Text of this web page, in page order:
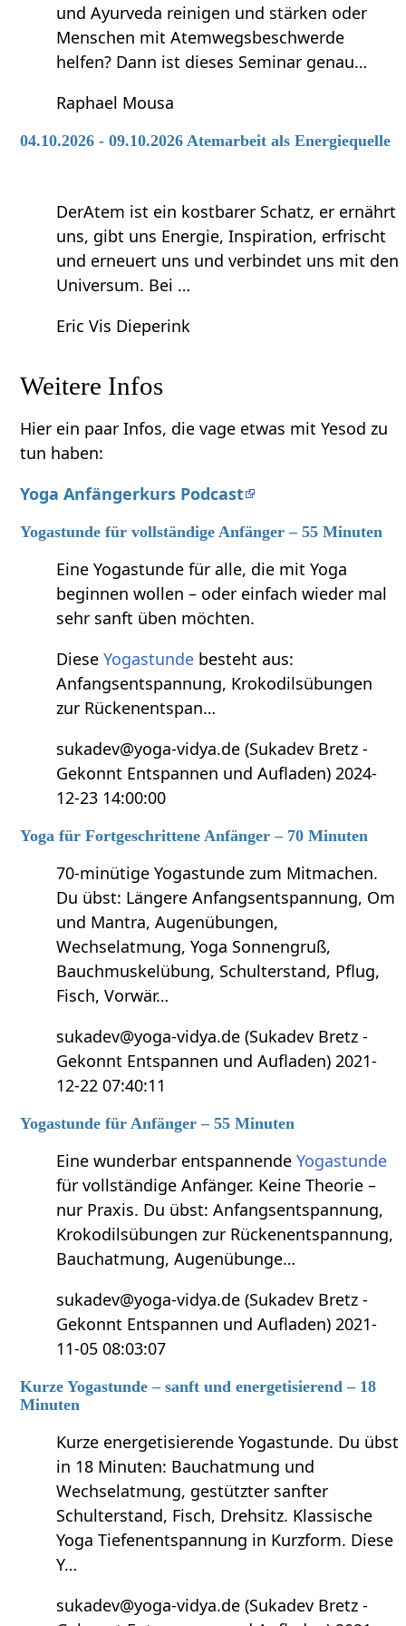
und Ayurveda reinigen und stärken oder
Menschen mit Atemwegsbeschwerde
helfen? Dann ist dieses Seminar genau…
Raphael Mousa
04.10.2026 - 09.10.2026 Atemarbeit als Energiequelle
DerAtem ist ein kostbarer Schatz, er ernährt
uns, gibt uns Energie, Inspiration, erfrischt
und erneuert uns und verbindet uns mit den
Universum. Bei …
Eric Vis Dieperink
Weitere Infos
Hier ein paar Infos, die vage etwas mit Yesod zu
tun haben:
Yoga Anfängerkurs Podcast
Yogastunde für vollständige Anfänger – 55 Minuten
Eine Yogastunde für alle, die mit Yoga
beginnen wollen – oder einfach wieder mal
sehr sanft üben möchten.
DieseYogastunde besteht aus:
Anfangsentspannung, Krokodilsübungen
zur Rückenentspan…
sukadev@yoga-vidya.de (Sukadev Bretz -
Gekonnt Entspannen und Aufladen) 2024-
12-23 14:00:00
Yoga für Fortgeschrittene Anfänger – 70 Minuten
70-minütige Yogastunde zum Mitmachen.
Du übst: Längere Anfangsentspannung, Om
und Mantra, Augenübungen,
Wechselatmung, Yoga Sonnengruß,
Bauchmuskelübung, Schulterstand, Pflug,
Fisch, Vorwär…
sukadev@yoga-vidya.de (Sukadev Bretz -
Gekonnt Entspannen und Aufladen) 2021-
12-22 07:40:11
Yogastunde für Anfänger – 55 Minuten
Eine wunderbar entspannendeYogastunde
für vollständige Anfänger. Keine Theorie –
nur Praxis. Du übst: Anfangsentspannung,
Krokodilsübungen zur Rückenentspannung,
Bauchatmung, Augenübunge…
sukadev@yoga-vidya.de (Sukadev Bretz -
Gekonnt Entspannen und Aufladen) 2021-
11-05 08:03:07
Kurze Yogastunde – sanft und energetisierend – 18
Minuten
Kurze energetisierende Yogastunde. Du übst
in 18 Minuten: Bauchatmung und
Wechselatmung, gestützter sanfter
Schulterstand, Fisch, Drehsitz. Klassische
Yoga Tiefenentspannung in Kurzform. Diese
Y…
sukadev@yoga-vidya.de (Sukadev Bretz -